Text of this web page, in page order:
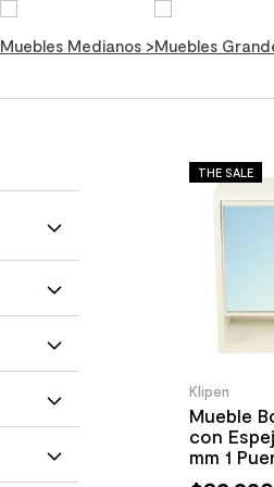
Muebles Medianos >Muebles
THE SALE
Klipen
Mueble
con
mm 1